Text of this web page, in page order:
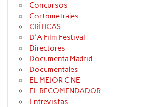
Concursos
Cortometrajes
CRÍTICAS
D'A Film Festival
Directores
Documenta Madrid
Documentales
EL MEJOR CINE
EL RECOMENDADOR
Entrevistas